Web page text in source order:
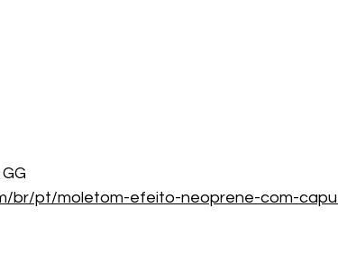
br/pt/moletom-efeito-neoprene-com-